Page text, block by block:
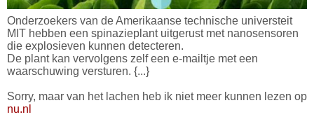
Onderzoekers van de Amerikaanse technische universteit
MIT hebben een spinazieplant uitgerust met nanosensoren
die explosieven kunnen detecteren.
De plant kan vervolgens zelf een e-mailtje met een
waarschuwing versturen. {...}
Sorry, maar van het lachen heb ik niet meer kunnen lezen op
nu.nl